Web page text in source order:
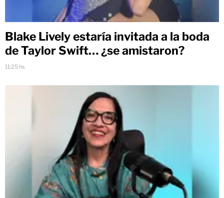
Blake Lively estaría invitada a la boda
de Taylor Swift… ¿se amistaron?
11:25 hs